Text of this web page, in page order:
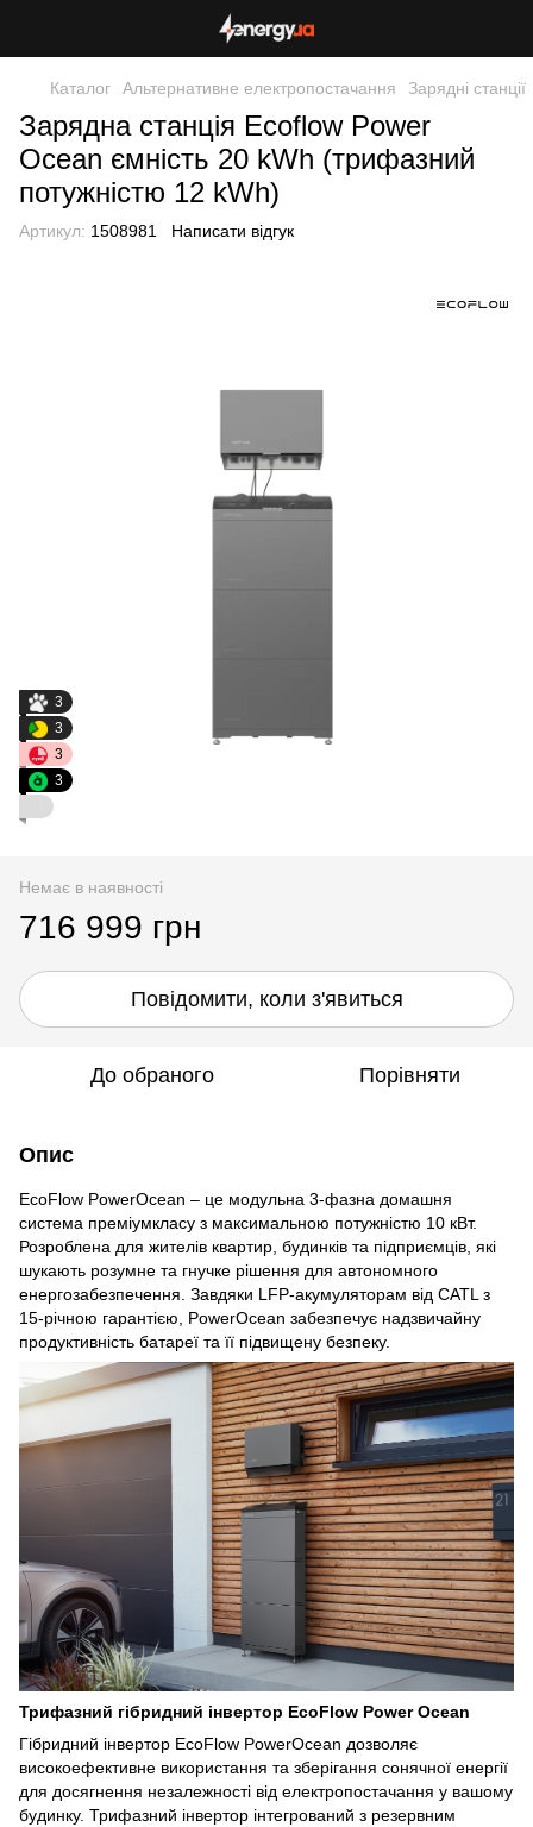
Каталог Альтернативне електропостачання Зарядні станції
Зарядна станція Ecoflow Power
Ocean ємність 20 kWh (трифазний
потужністю 12 kWh)
Артикул: 1508981 Написати відгук
3
3
3
3
Немає в наявності
716 999 грн
Повідомити, коли з'явиться
До обраного Порівняти
Опис
EcoFlow PowerOcean – це модульна 3-фазна домашня
система преміумкласу з максимальною потужністю 10 кВт.
Розроблена для жителів квартир, будинків та підприємців, які
шукають розумне та гнучке рішення для автономного
енергозабезпечення. Завдяки LFP-акумуляторам від CATL з
15-річною гарантією, PowerOcean забезпечує надзвичайну
продуктивність батареї та її підвищену безпеку.
Трифазний гібридний інвертор EcoFlow Power Ocean
Гібридний інвертор EcoFlow PowerOcean дозволяє
високоефективне використання та зберігання сонячної енергії
для досягнення незалежності від електропостачання у вашому
будинку. Трифазний інвертор інтегрований з резервним